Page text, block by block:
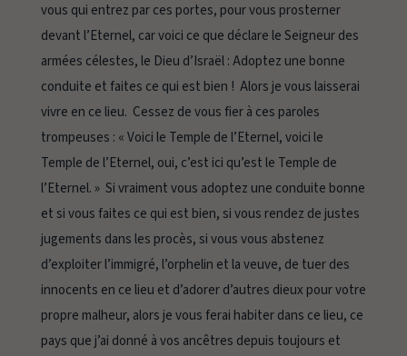
vous qui entrez par ces portes, pour vous prosterner
devant l’Eternel, car voici ce que déclare le Seigneur des
armées célestes, le Dieu d’Israël : Adoptez une bonne
conduite et faites ce qui est bien ! Alors je vous laisserai
vivre en ce lieu. Cessez de vous fier à ces paroles
trompeuses : « Voici le Temple de l’Eternel, voici le
Temple de l’Eternel, oui, c’est ici qu’est le Temple de
l’Eternel. » Si vraiment vous adoptez une conduite bonne
et si vous faites ce qui est bien, si vous rendez de justes
jugements dans les procès, si vous vous abstenez
d’exploiter l’immigré, l’orphelin et la veuve, de tuer des
innocents en ce lieu et d’adorer d’autres dieux pour votre
propre malheur, alors je vous ferai habiter dans ce lieu, ce
pays que j’ai donné à vos ancêtres depuis toujours et